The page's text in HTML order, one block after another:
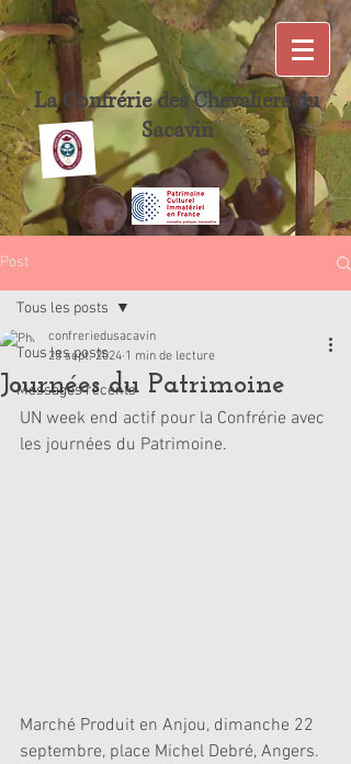
La Confrérie des Chevaliers du
Sacavin
Post
Tous les posts
Messages récents
Tous les posts
Journées du Patrimoine
confreriedusacavin
23 sept. 2024 1 min de lecture
UN week end actif pour la Confrérie avec
les journées du Patrimoine.
Marché Produit en Anjou, dimanche 22
septembre, place Michel Debré, Angers.